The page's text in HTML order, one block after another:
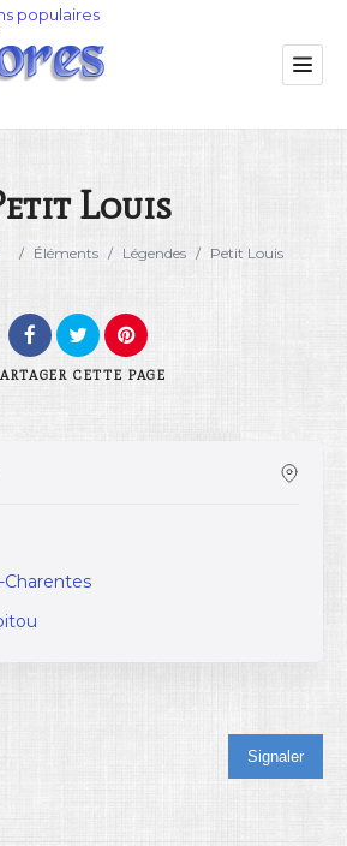
Louis
/ Éléments / Légendes / Petit Louis
CETTE PAGE
Signaler